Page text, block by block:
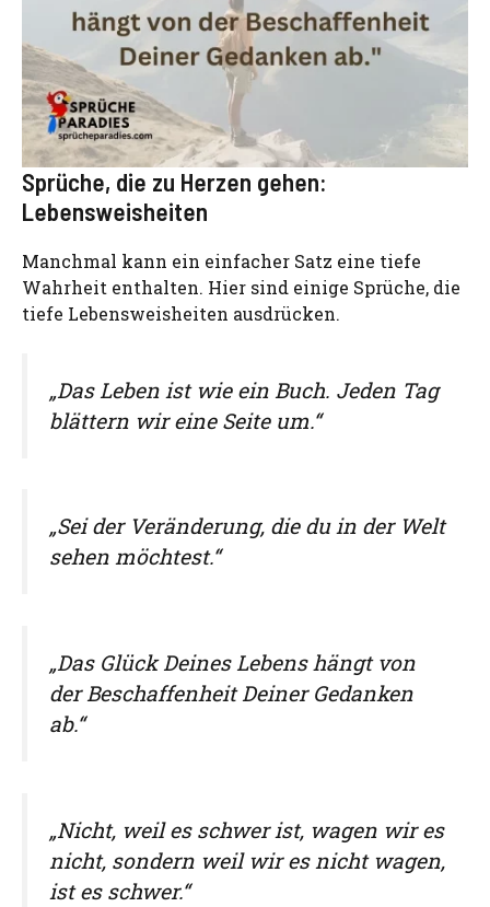
Sprüche, die zu Herzen gehen:
Lebensweisheiten
Manchmal kann ein einfacher Satz eine tiefe
Wahrheit enthalten. Hier sind einige Sprüche, die
tiefe Lebensweisheiten ausdrücken.
„Das Leben ist wie ein Buch. Jeden Tag
blättern wir eine Seite um.“
„Sei der Veränderung, die du in der Welt
sehen möchtest.“
„Das Glück Deines Lebens hängt von
der Beschaffenheit Deiner Gedanken
ab.“
„Nicht, weil es schwer ist, wagen wir es
nicht, sondern weil wir es nicht wagen,
ist es schwer.“